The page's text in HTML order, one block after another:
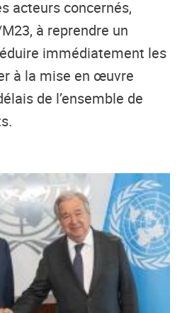
acteurs concernés,
à reprendre un
immédiatement les
à la mise en œuvre
de l’ensemble de